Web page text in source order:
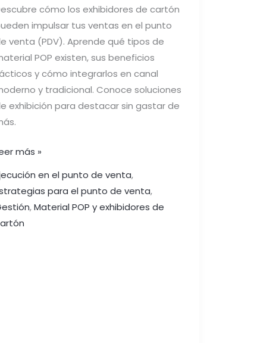
cómo los exhibidores de cartón
impulsar tus ventas en el punto
venta (PDV). Aprende qué tipos de
POP existen, sus beneficios
y cómo integrarlos en canal
y tradicional. Conoce soluciones
exhibición para destacar sin gastar de
más »
en el punto de venta,
para el punto de venta,
,Material POP y exhibidores de